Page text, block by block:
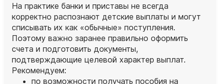
На практике банки и приставы не всегда
корректно распознают детские выплаты и могут
списывать их как «обычные» поступления.
Поэтому важно заранее правильно оформить
счета и подготовить документы,
подтверждающие целевой характер выплат.
Рекомендуем:
по возможности получать пособия на